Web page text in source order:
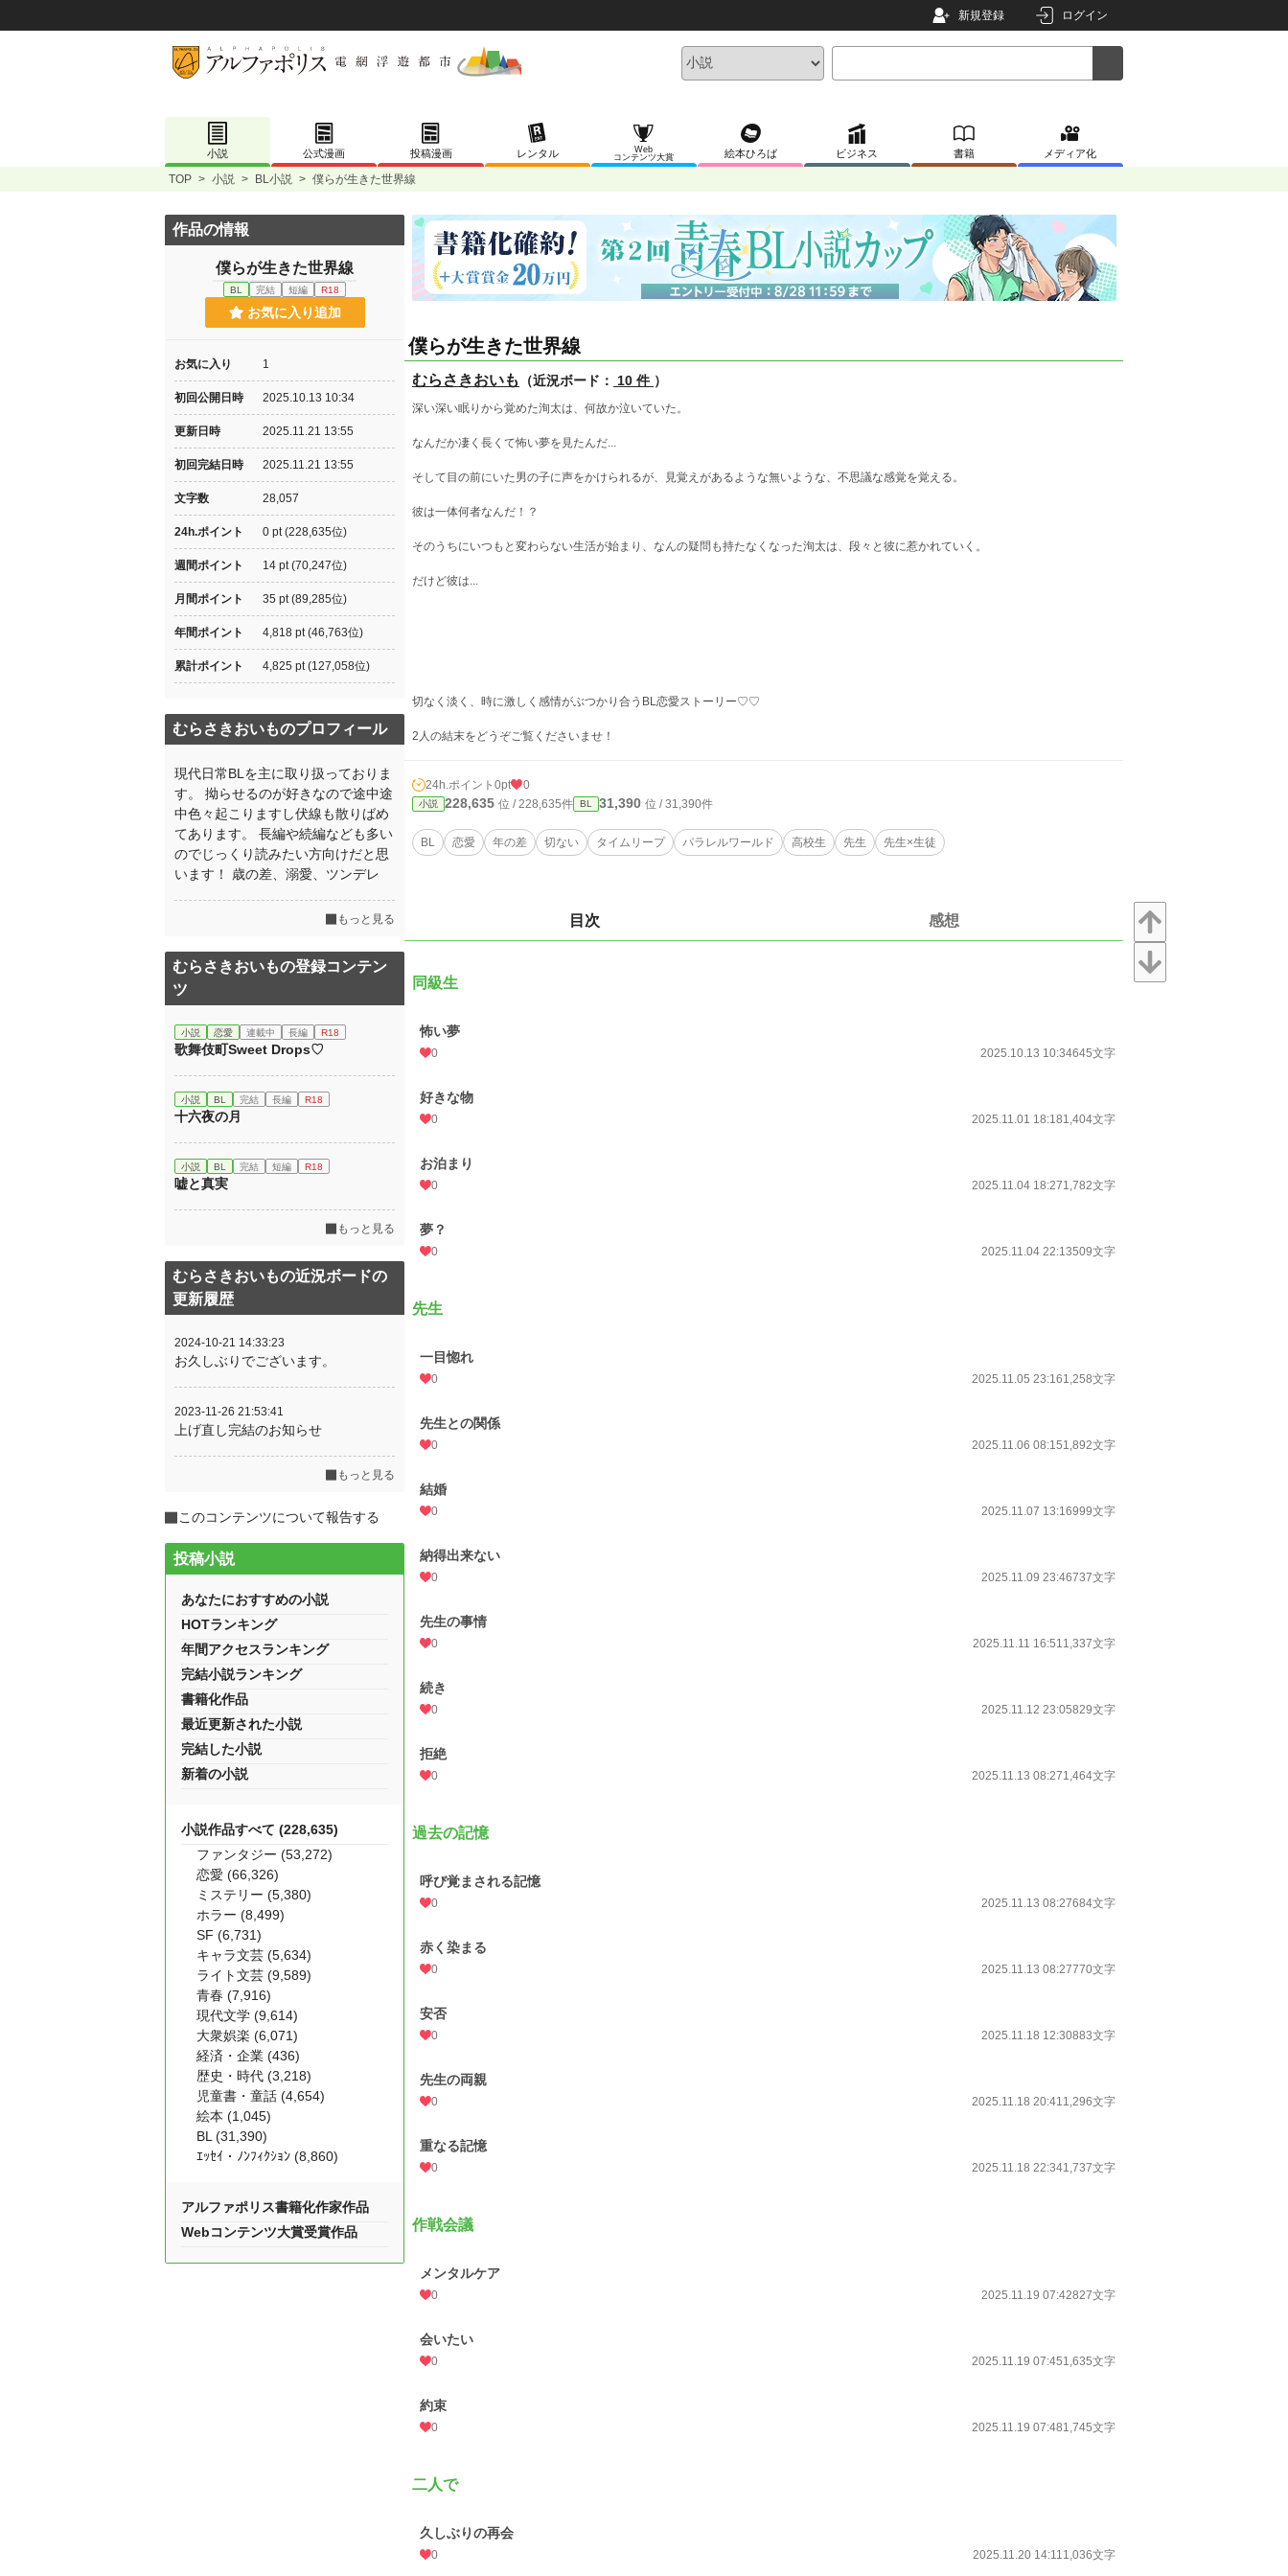
新規登録 ログイン
小説 公式漫画 投稿漫画 レンタル
Web
コンテンツ大賞
絵本ひろば ビジネス 書籍 メディア化
TOP > 小説 > BL小説 > 僕らが生きた世界線
僕らが生きた世界線
むらさきおいも （近況ボード： 10 件 ）
深い深い眠りから覚めた洵太は、何故か泣いていた。
なんだか凄く長くて怖い夢を見たんだ...
そして目の前にいた男の子に声をかけられるが、見覚えがあるような無いような、不思議な感覚を覚える。
彼は一体何者なんだ！？
そのうちにいつもと変わらない生活が始まり、なんの疑問も持たなくなった洵太は、段々と彼に惹かれていく。
だけど彼は...
切なく淡く、時に激しく感情がぶつかり合うBL恋愛ストーリー♡♡
2人の結末をどうぞご覧くださいませ！
24h.ポイント 0pt 0
小説 228,635 位 / 228,635件 BL 31,390 位 / 31,390件
BL 恋愛 年の差 切ない タイムリープ パラレルワールド 高校生 先生 先生×生徒
目次 感想
同級生
怖い夢
0 2025.10.13 10:34645文字
好きな物
0 2025.11.01 18:181,404文字
お泊まり
0 2025.11.04 18:271,782文字
夢？
0 2025.11.04 22:13509文字
先生
一目惚れ
0 2025.11.05 23:161,258文字
先生との関係
0 2025.11.06 08:151,892文字
結婚
0 2025.11.07 13:16999文字
納得出来ない
0 2025.11.09 23:46737文字
先生の事情
0 2025.11.11 16:511,337文字
続き
0 2025.11.12 23:05829文字
拒絶
0 2025.11.13 08:271,464文字
過去の記憶
呼び覚まされる記憶
0 2025.11.13 08:27684文字
赤く染まる
0 2025.11.13 08:27770文字
安否
0 2025.11.18 12:30883文字
先生の両親
0 2025.11.18 20:411,296文字
重なる記憶
0 2025.11.18 22:341,737文字
作戦会議
メンタルケア
0 2025.11.19 07:42827文字
会いたい
0 2025.11.19 07:451,635文字
約束
0 2025.11.19 07:481,745文字
二人で
久しぶりの再会
0 2025.11.20 14:111,036文字
作品の情報
僕らが生きた世界線
BL 完結 短編 R18
お気に入り追加
お気に入り 1
初回公開日時 2025.10.13 10:34
更新日時 2025.11.21 13:55
初回完結日時 2025.11.21 13:55
文字数 28,057
24h.ポイント 0 pt (228,635位)
週間ポイント 14 pt (70,247位)
月間ポイント 35 pt (89,285位)
年間ポイント 4,818 pt (46,763位)
累計ポイント 4,825 pt (127,058位)
むらさきおいものプロフィール
現代日常BLを主に取り扱っておりま
す。 拗らせるのが好きなので途中途
中色々起こりますし伏線も散りばめ
てあります。 長編や続編なども多い
のでじっくり読みたい方向けだと思
います！ 歳の差、溺愛、ツンデレ
もっと見る
むらさきおいもの登録コンテン
ツ
小説 恋愛 連載中 長編 R18
歌舞伎町Sweet Drops♡
小説 BL 完結 長編 R18
十六夜の月
小説 BL 完結 短編 R18
嘘と真実
もっと見る
むらさきおいもの近況ボードの
更新履歴
2024-10-21 14:33:23
お久しぶりでございます。
2023-11-26 21:53:41
上げ直し完結のお知らせ
もっと見る
このコンテンツについて報告する
投稿小説
あなたにおすすめの小説
HOTランキング
年間アクセスランキング
完結小説ランキング
書籍化作品
最近更新された小説
完結した小説
新着の小説
小説作品すべて (228,635)
ファンタジー (53,272)
恋愛 (66,326)
ミステリー (5,380)
ホラー (8,499)
SF (6,731)
キャラ文芸 (5,634)
ライト文芸 (9,589)
青春 (7,916)
現代文学 (9,614)
大衆娯楽 (6,071)
経済・企業 (436)
歴史・時代 (3,218)
児童書・童話 (4,654)
絵本 (1,045)
BL (31,390)
ｴｯｾｲ・ﾉﾝﾌｨｸｼｮﾝ (8,860)
アルファポリス書籍化作家作品
Webコンテンツ大賞受賞作品